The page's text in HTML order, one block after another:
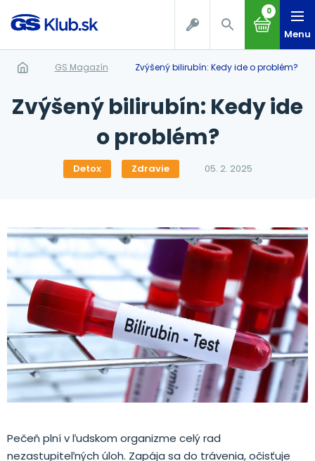
0
Menu
GS Magazín Zvýšený bilirubín: Kedy ide o problém?
Zvýšený bilirubín: Kedy ide
o problém?
Detox Zdravie 05. 2. 2025
Pečeň plní v ľudskom organizme celý rad
nezastupiteľných úloh. Zapája sa do trávenia, očisťuje